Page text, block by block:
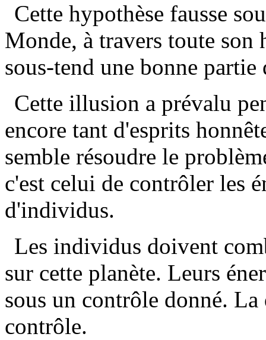
Cette hypothèse fausse
Monde, à travers toute
sous-tend une bonne partie
Cette illusion a prévalu
encore tant d'esprits
semble résoudre le
c'est celui de contrôler les
d'individus.
Les individus doivent
sur cette planète. Leurs
sous un contrôle donné.
contrôle.